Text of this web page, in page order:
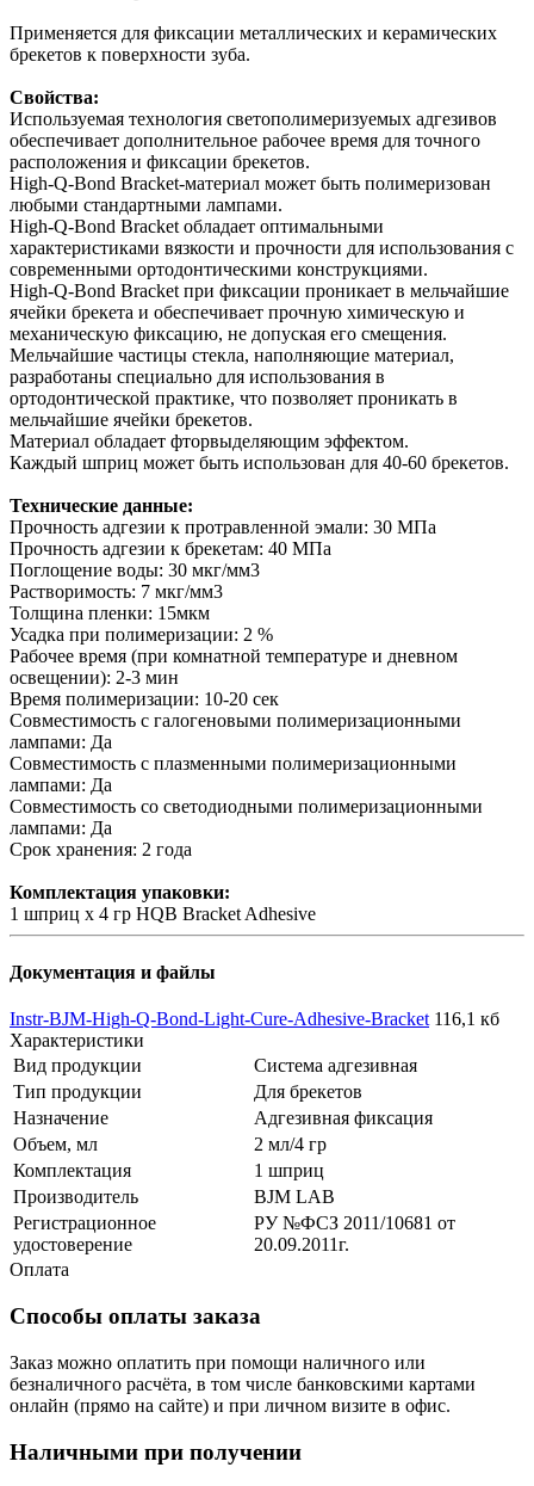
Применяется для фиксации металлических и керамических
брекетов к поверхности зуба.
Свойства:
Используемая технология светополимеризуемых адгезивов
обеспечивает дополнительное рабочее время для точного
расположения и фиксации брекетов.
High-Q-Bond Bracket-материал может быть полимеризован
любыми стандартными лампами.
High-Q-Bond Bracket обладает оптимальными
характеристиками вязкости и прочности для использования с
современными ортодонтическими конструкциями.
High-Q-Bond Bracket при фиксации проникает в мельчайшие
ячейки брекета и обеспечивает прочную химическую и
механическую фиксацию, не допуская его смещения.
Мельчайшие частицы стекла, наполняющие материал,
разработаны специально для использования в
ортодонтической практике, что позволяет проникать в
мельчайшие ячейки брекетов.
Материал обладает фторвыделяющим эффектом.
Каждый шприц может быть использован для 40-60 брекетов.
Технические данные:
Прочность адгезии к протравленной эмали: 30 МПа
Прочность адгезии к брекетам: 40 МПа
Поглощение воды: 30 мкг/мм3
Растворимость: 7 мкг/мм3
Толщина пленки: 15мкм
Усадка при полимеризации: 2 %
Рабочее время (при комнатной температуре и дневном
освещении): 2-3 мин
Время полимеризации: 10-20 сек
Совместимость с галогеновыми полимеризационными
лампами: Да
Совместимость с плазменными полимеризационными
лампами: Да
Совместимость со светодиодными полимеризационными
лампами: Да
Срок хранения: 2 года
Комплектация упаковки:
1 шприц х 4 гр HQB Bracket Adhesive
Документация и файлы
Instr-BJM-High-Q-Bond-Light-Cure-Adhesive-Bracket 116,1 кб
Характеристики
Вид продукции
Система адгезивная
Тип продукции
Для брекетов
Назначение
Адгезивная фиксация
Объем, мл
2 мл/4 гр
Комплектация
1 шприц
Производитель
BJM LAB
Регистрационное
удостоверение
РУ №ФСЗ 2011/10681 от
20.09.2011г.
Оплата
Способы оплаты заказа
Заказ можно оплатить при помощи наличного или
безналичного расчёта, в том числе банковскими картами
онлайн (прямо на сайте) и при личном визите в офис.
Наличными при получении